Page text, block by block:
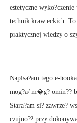
estetyczne
technik krawieckich.
praktycznej wiedzy o
Napisa?am tego e-
mog?a/ m�g? omin??
Stara?am si? zawrze?
czujno?? przy